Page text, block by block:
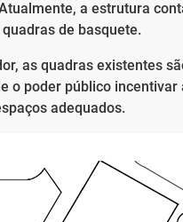
a estrutura
de basquete.
as quadras existentes
o poder público
adequados.